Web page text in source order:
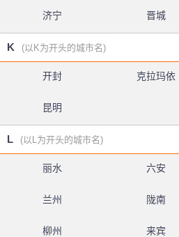
济宁 晋城
K (以K为开头的城市名)
开封 克拉玛依
昆明
L (以L为开头的城市名)
丽水 六安
兰州 陇南
柳州 来宾